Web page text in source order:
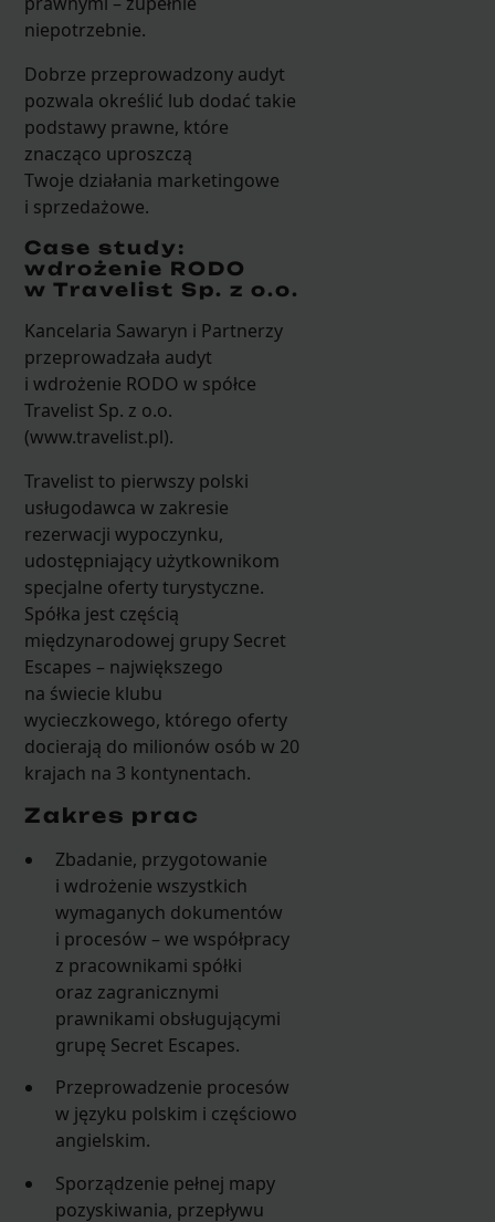
niepotrzebnie.
Dobrze przeprowadzony audyt
pozwala określić lub dodać takie
podstawy prawne, które
znacząco uproszczą
Twoje działania marketingowe
i sprzedażowe.
Case study:
wdrożenie RODO
w Travelist Sp. z o.o.
Kancelaria Sawaryn i Partnerzy
przeprowadzała audyt
i wdrożenie RODO w spółce
Travelist Sp. z o.o.
(www.travelist.pl).
Travelist to pierwszy polski
usługodawca w zakresie
rezerwacji wypoczynku,
udostępniający użytkownikom
specjalne oferty turystyczne.
Spółka jest częścią
międzynarodowej grupy Secret
Escapes – największego
na świecie klubu
wycieczkowego, którego oferty
docierają do milionów osób w 20
krajach na 3 kontynentach.
Zakres prac
Zbadanie, przygotowanie
i wdrożenie wszystkich
wymaganych dokumentów
i procesów – we współpracy
z pracownikami spółki
oraz zagranicznymi
prawnikami obsługującymi
grupę Secret Escapes.
Przeprowadzenie procesów
w języku polskim i częściowo
angielskim.
Sporządzenie pełnej mapy
pozyskiwania, przepływu